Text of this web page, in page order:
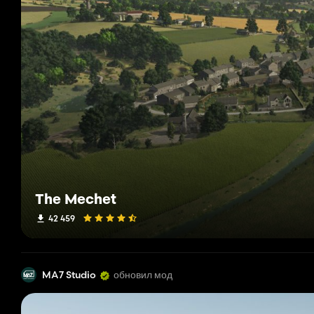
The Mechet
42 459
MA7 Studio обновил мод